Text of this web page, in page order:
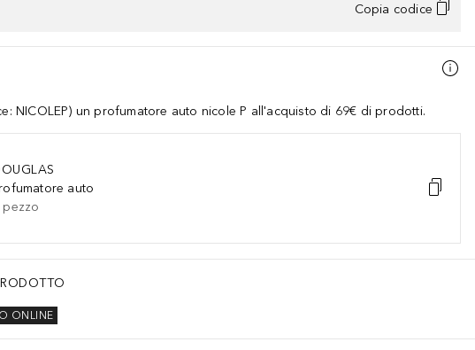
Copia codice
NICOLEP) un profumatore auto nicole P all'acquisto di 69€ di prodotti.
auto
pezzo
ONLINE